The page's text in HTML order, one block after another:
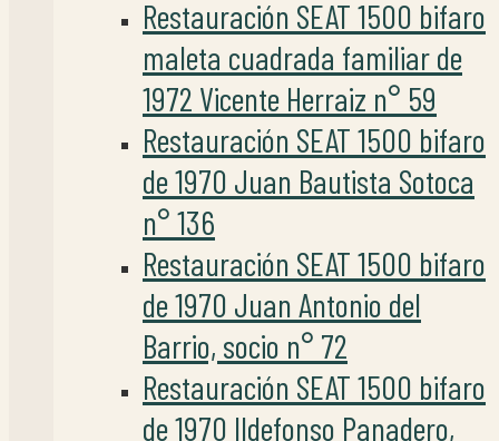
Restauración SEAT 1500 bifaro
maleta cuadrada familiar de
1972 Vicente Herraiz n° 59
Restauración SEAT 1500 bifaro
de 1970 Juan Bautista Sotoca
n° 136
Restauración SEAT 1500 bifaro
de 1970 Juan Antonio del
Barrio, socio n° 72
Restauración SEAT 1500 bifaro
de 1970 Ildefonso Panadero,